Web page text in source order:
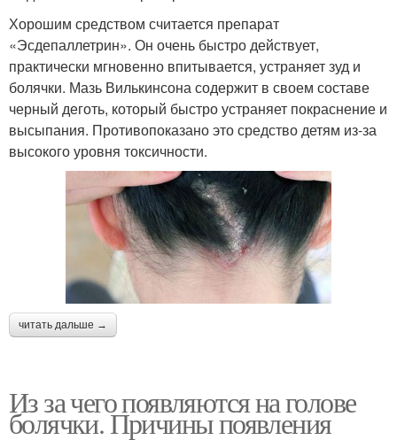
Хорошим средством считается препарат
«Эсдепаллетрин». Он очень быстро действует,
практически мгновенно впитывается, устраняет зуд и
болячки. Мазь Вилькинсона содержит в своем составе
черный деготь, который быстро устраняет покраснение и
высыпания. Противопоказано это средство детям из-за
высокого уровня токсичности.
читать дальше →
Из за чего появляются на голове
болячки. Причины появления